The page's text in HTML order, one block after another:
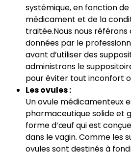
systémique, en fonction
médicament et de la
traitée.Nous nous référons
données par le
avant d’utiliser des
administrons le
pour éviter tout inconfort
Les ovules :
Un ovule médicamenteux
pharmaceutique solide et
forme d’œuf qui est
dans le vagin. Comme les
ovules sont destinés à